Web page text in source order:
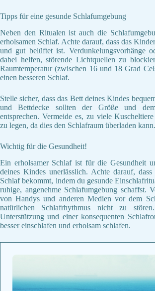
Tipps für eine gesunde Schlafumgebung
Neben den Ritualen ist auch die
erholsamen Schlaf. Achte darauf, dass das
und gut belüftet ist. Verdunkelungsvorhänge
dabei helfen, störende Lichtquellen zu
Raumtemperatur (zwischen 16 und 18 Grad
einen besseren Schlaf.
Stelle sicher, dass das Bett deines Kindes
und Bettdecke sollten der Größe und
entsprechen. Vermeide es, zu viele
zu legen, da dies den Schlafraum überladen kann.
Wichtig für die Gesundheit!
Ein erholsamer Schlaf ist für die Gesundheit
deines Kindes unerlässlich. Achte darauf,
Schlaf bekommt, indem du gesunde
ruhige, angenehme Schlafumgebung schaffst.
von Handys und anderen Medien vor dem
natürlichen Schlafrhythmus nicht zu
Unterstützung und einer konsequenten
besser einschlafen und erholsam schlafen.